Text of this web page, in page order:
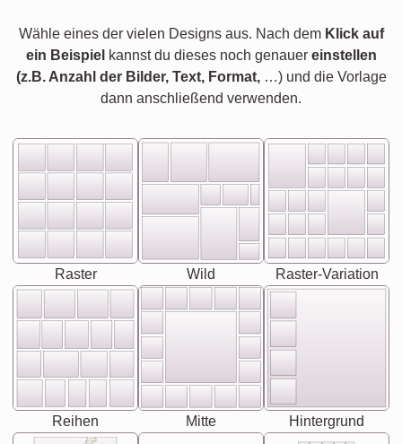
Wähle eines der vielen Designs aus. Nach dem Klick auf
ein Beispiel kannst du dieses noch genauer einstellen
(z.B. Anzahl der Bilder, Text, Format,…) und die Vorlage
dann anschließend verwenden.
Raster Wild Raster-Variation
Reihen Mitte Hintergrund